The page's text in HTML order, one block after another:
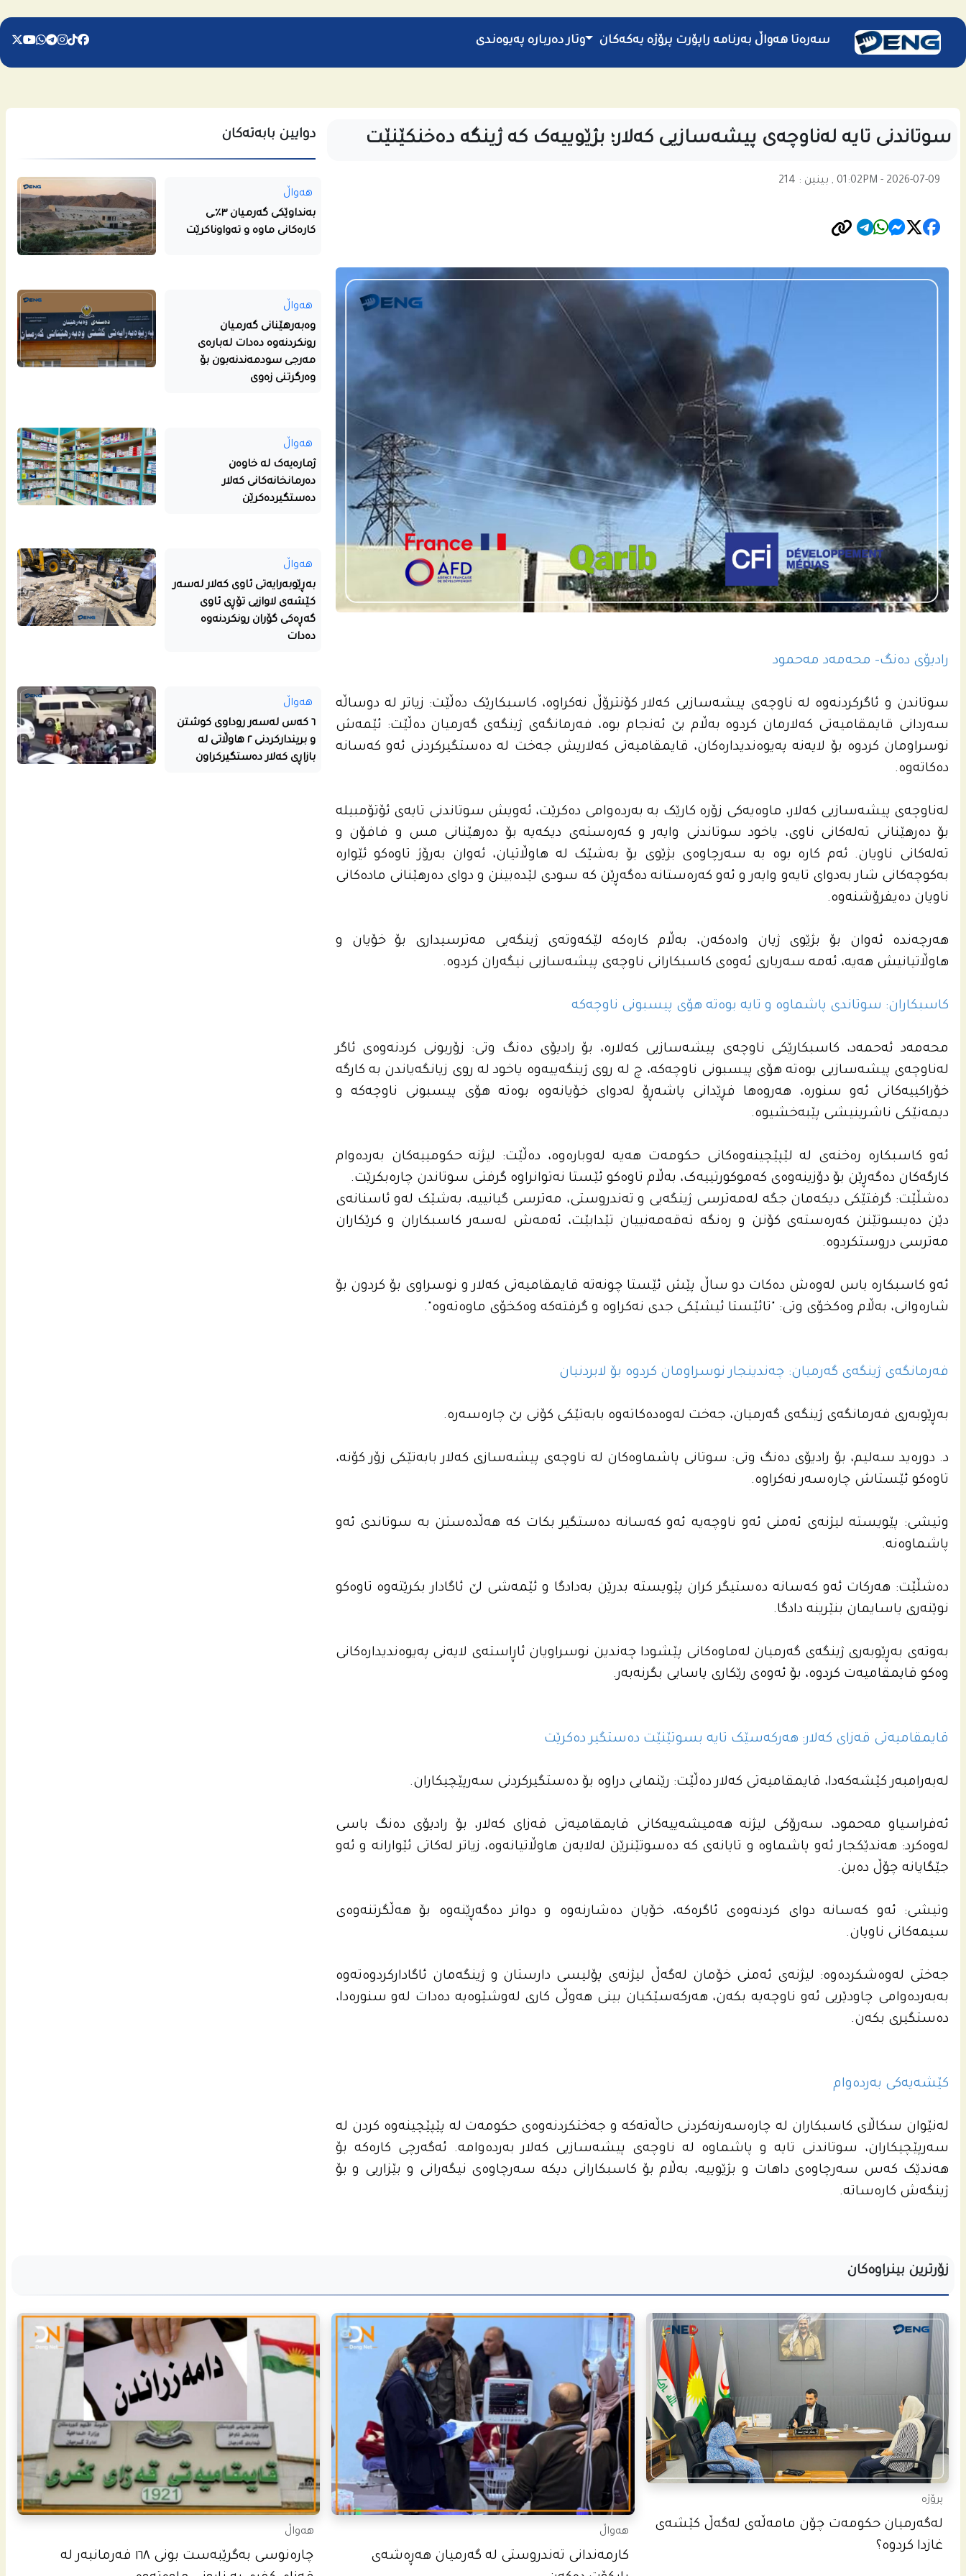
سەرەتا هەواڵ بەرنامە راپۆرت پرۆژە یەکەکان وتار دەربارە پەیوەندی
سوتاندنی تایە لەناوچەی پیشەسازیی کەلار؛ بژێوییەک کە ژینگە دەخنکێنێت
01:02PM - 2026-07-09 , بینین : 214
رادیۆی دەنگ- محەمەد مەحمود
سوتاندن و ئاگرکردنەوە لە ناوچەی پیشەسازیی کەلار کۆنترۆڵ نەکراوە، کاسبکارێک دەڵێت: زیاتر لە دوساڵە
سەردانی قایمقامیەتی کەلارمان کردوە بەڵام بێ ئەنجام بوە، فەرمانگەی ژینگەی گەرمیان دەڵێت: ئێمەش
نوسراومان کردوە بۆ لایەنە پەیوەندیدارەکان، قایمقامیەتی کەلاریش جەخت لە دەستگیرکردنی ئەو کەسانە
دەکاتەوە.
لەناوچەی پیشەسازیی کەلار، ماوەیەکی زۆرە کارێک بە بەردەوامی دەکرێت، ئەویش سوتاندنی تایەی ئۆتۆمبیلە
بۆ دەرهێنانی تەلەکانی ناوی، یاخود سوتاندنی وایەر و کەرەستەی دیکەیە بۆ دەرهێنانی مس و فافۆن و
تەلەکانی ناویان. ئەم کارە بوە بە سەرچاوەی بژێوی بۆ بەشێک لە هاوڵاتیان، ئەوان بەرۆژ تاوەکو ئێوارە
بەکوچەکانی شار بەدوای تایەو وایەر و ئەو کەرەستانە دەگەڕێن کە سودی لێدەبینن و دوای دەرهێنانی مادەکانی
ناویان دەیفرۆشنەوە.
هەرچەندە ئەوان بۆ بژێوی ژیان وادەکەن، بەڵام کارەکە لێکەوتەی ژینگەیی مەترسیداری بۆ خۆیان و
هاوڵاتیانیش هەیە، ئەمە سەرباری ئەوەی کاسبکارانی ناوچەی پیشەسازیی نیگەران کردوە.
کاسبکاران: سوتاندی پاشماوە و تایە بوەتە هۆی پیسبونی ناوچەکە
محەمەد ئەحمەد، کاسبکارێکی ناوچەی پیشەسازیی کەلارە، بۆ رادیۆی دەنگ وتی: زۆربونی کردنەوەی ئاگر
لەناوچەی پیشەسازیی بوەتە هۆی پیسبونی ناوچەکە، چ لە روی ژینگەییەوە یاخود لە روی زیانگەیاندن بە کارگە
خۆراکییەکانی ئەو سنورە، هەروەها فڕێدانی پاشەڕۆ لەدوای خۆیانەوە بوەتە هۆی پیسبونی ناوچەکە و
دیمەنێکی ناشرینیشی پێبەخشیوە.
ئەو کاسبکارە رەخنەی لە لێپێچینەوەکانی حکومەت هەیە لەوبارەوە، دەڵێت: لیژنە حکومییەکان بەردەوام
کارگەکان دەگەڕێن بۆ دۆزینەوەی کەموکورتییەک، بەڵام تاوەکو ئێستا نەتوانراوە گرفتی سوتاندن چارەبکرێت.
دەشڵێت: گرفتێکی دیکەمان جگە لەمەترسی ژینگەیی و تەندروستی، مەترسی گیانییە، بەشێک لەو ئاسنانەی
دێن دەیسوتێنن کەرەستەی کۆنن و رەنگە تەقەمەنییان تێدابێت، ئەمەش لەسەر کاسبکاران و کرێکاران
مەترسی دروستکردوە.
ئەو کاسبکارە باس لەوەش دەکات دو ساڵ پێش ئێستا چونەتە قایمقامیەتی کەلار و نوسراوی بۆ کردون بۆ
شارەوانی، بەڵام وەکخۆی وتی: "تائێستا ئیشێکی جدی نەکراوە و گرفتەکە وەکخۆی ماوەتەوە".
فەرمانگەی ژینگەی گەرمیان: چەندینجار نوسراومان کردوە بۆ لابردنیان
بەڕێوبەری فەرمانگەی ژینگەی گەرمیان، جەخت لەوەدەکاتەوە بابەتێکی کۆنی بێ چارەسەرە.
د. دورەید سەلیم، بۆ رادیۆی دەنگ وتی: سوتانی پاشماوەکان لە ناوچەی پیشەسازی کەلار بابەتێکی زۆر کۆنە،
تاوەکو ئێستاش چارەسەر نەکراوە.
وتیشی: پێویستە لیژنەی ئەمنی ئەو ناوچەیە ئەو کەسانە دەستگیر بکات کە هەڵدەستن بە سوتاندی ئەو
پاشماوەنە.
دەشڵێت: هەرکات ئەو کەسانە دەستیگر کران پێویستە بدرێن بەدادگا و ئێمەشی لێ ئاگادار بکرێتەوە تاوەکو
نوێنەری یاسایمان بنێرینە دادگا.
بەوتەی بەڕێوبەری ژینگەی گەرمیان لەماوەکانی پێشودا چەندین نوسراویان ئاڕاستەی لایەنی پەیوەندیدارەکانی
وەکو قایمقامیەت کردوە، بۆ ئەوەی رێکاری یاسایی بگرنەبەر.
قایمقامیەتی قەزای کەلار: هەرکەسێک تایە بسوتێنێت دەستگیر دەکرێت
لەبەرامبەر کێشەکەدا، قایمقامیەتی کەلار دەڵێت: رێنمایی دراوە بۆ دەستگیرکردنی سەرپێچیکاران.
ئه‌فراسیاو مه‌حمود، سه‌رۆكى لیژنه‌ هه‌میشه‌ییه‌كانى قایمقامیه‌تى قه‌زاى كه‌لار، بۆ رادیۆى ده‌نگ باسى
له‌وه‌كرد: هه‌ندێكجار ئه‌و پاشماوه‌ و تایانه‌ى كه‌ ده‌سوتێنرێن له‌لایه‌ن هاوڵاتیانە‌وه‌، زیاتر لەکاتی ئێوارانه‌ و ئەو
جێگایانە چۆڵ دەبن.
وتیشى: ئەو کەسانە دوای کردنەوەی ئاگرەکە، خۆیان دەشارنەوە و دواتر ده‌گه‌ڕێنه‌وه‌ بۆ هه‌ڵگرتنه‌وه‌ى
سیمه‌كانى ناویان.
جه‌ختى له‌وه‌شكرده‌وه‌: لیژنه‌ى ئه‌منى خۆمان له‌گه‌ڵ لیژنه‌ى پۆلیسى دارستان و ژینگەمان ئاگاداركردوه‌ته‌وه‌
به‌به‌رده‌وامى چاودێریی ئه‌و ناوچه‌یه‌ بكه‌ن، هه‌ركه‌سێكیان بینى هەوڵی کاری لەوشێوەیە دەدات له‌و سنورەدا،‌
ده‌ستگیرى بكه‌ن.
کێشەیەکی بەردەوام
لەنێوان سکاڵای کاسبکاران لە چارەسەرنەکردنی حاڵەتەکە و جەختکردنەوەی حکومەت لە پێپێچینەوە کردن لە
سەرپێچیکاران، سوتاندنی تایە و پاشماوە لە ناوچەی پیشەسازیی کەلار بەردەوامە. ئەگەرچی کارەکە بۆ
هەندێک کەس سەرچاوەی داهات و بژێوییە، بەڵام بۆ کاسبکارانی دیکە سەرچاوەی نیگەرانی و بێزاریی و بۆ
ژینگەش کارەساتە.
دوایین بابەتەکان
هەواڵ
بەنداوێکی گەرمیان ٣٪ـی
کارەکانی ماوە و تەواوناکرێت
هەواڵ
وەبەرهێنانی گەرمیان
رونکردنەوە دەدات لەبارەی
مەرجی سودمەندنەبون بۆ
وەرگرتنی زەوی
هەواڵ
ژمارەیەک لە خاوەن
دەرمانخانەکانی کەلار
دەستگیردەکرێن
هەواڵ
بەڕێوبەرایەتی ئاوی کەلار لەسەر
کێشەی لاوازیی تۆڕی ئاوی
گەڕەکی گۆران رونکردنەوە
دەدات
هەواڵ
٦ کەس لەسەر روداوی کوشتن
و بریندارکردنی ٢ هاوڵاتی لە
بازاڕی کەلار دەستگیرکراون
زۆرترین بینراوەکان
پرۆژە
له‌گه‌رمیان حكومه‌ت چۆن مامه‌ڵه‌ى له‌گه‌ڵ كێشه‌ى
غازدا كردوه‌؟
هەواڵ
کارمەندانی تەندروستی لە گەرمیان هەڕەشەی
هەواڵ
چاره‌نوسى به‌گرێبه‌ست بونى ١٦٨ فه‌رمانبه‌ر له‌